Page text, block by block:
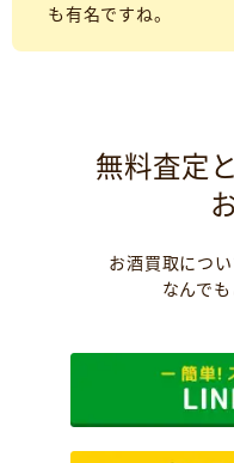
も有名ですね。
無料査定
お酒買取につ
なんで